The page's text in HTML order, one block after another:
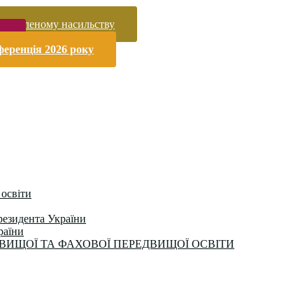
насильству
2026 року
України
ТА ФАХОВОЇ ПЕРЕДВИЩОЇ ОСВІТИ